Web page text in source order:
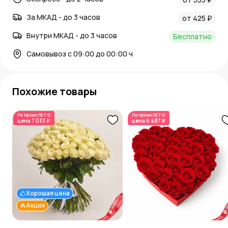
За МКАД - до 3 часов
от 425 ₽
Внутри МКАД - до 3 часов
Бесплатно
Самовывоз с 09:00 до 00:00 ч
Похожие товары
По промоЛЕТО
цена 7 033 ₽
Акция
Хорошая цена
По промоЛЕТО
цена 6 487 ₽